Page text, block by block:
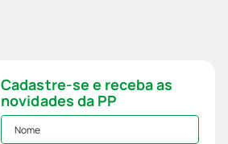
Cadastre-se e receba as
novidades da PP